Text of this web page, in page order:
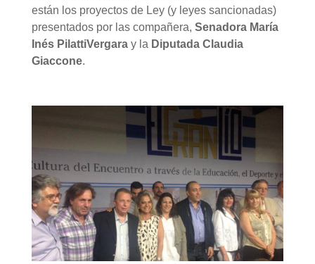
están los proyectos de Ley (y leyes sancionadas)
presentados por las compañera, Senadora María
Inés PilattiVergaray la Diputada Claudia
Giaccone.